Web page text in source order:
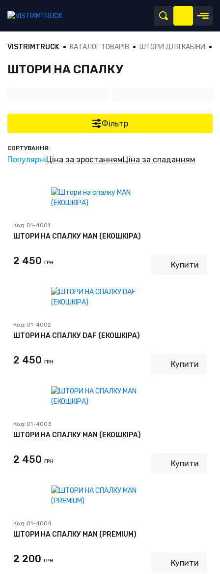
VISTRIMTRUCK КАТАЛОГ ТОВАРІВ ШТОРИ ДЛЯ КАБІНИ
ШТОРИ НА СПАЛКУ
Фільтр
СОРТУВАННЯ:
ПопулярніЦіна за зростаннямЦіна за спаданням
Код: 01-4001
ШТОРИ НА СПАЛКУ MAN (ЕКОШКІРА)
2 450 ГРН Купити
Код: 01-4002
ШТОРИ НА СПАЛКУ DAF (ЕКОШКІРА)
2 450 ГРН Купити
Код: 01-4003
ШТОРИ НА СПАЛКУ MAN (ЕКОШКІРА)
2 450 ГРН Купити
Код: 01-4004
ШТОРИ НА СПАЛКУ MAN (PREMIUM)
2 200 ГРН Купити